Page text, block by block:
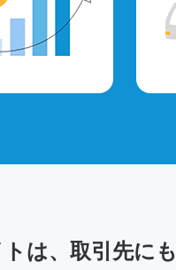
は、取引先に